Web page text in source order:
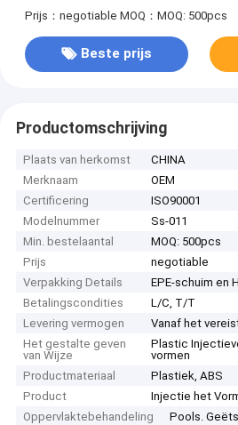
Prijs：negotiable MOQ：MOQ: 500pcs
Beste prijs
Productomschrijving
Plaats van herkomst
CHINA
Merknaam
OEM
Certificering
ISO90001
Modelnummer
Ss-011
Min. bestelaantal
MOQ: 500pcs
Prijs
negotiable
Verpakking Details
EPE-schuim en
Betalingscondities
L/C, T/T
Levering vermogen
Vanaf het
Het gestalte geven
van Wijze
Plastic
vormen
Productmateriaal
Plastiek, ABS
Product
Injectie het
Oppervlaktebehandeling
Pools.